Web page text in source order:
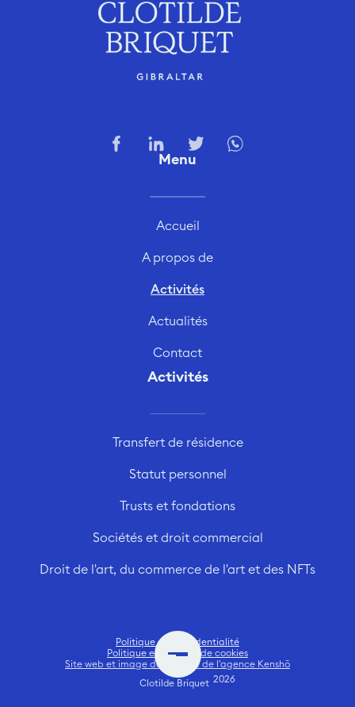
Menu
Accueil
A propos de
Activités
Actualités
Contact
Activités
Transfert de résidence
Statut personnel
Trusts et fondations
Sociétés et droit commercial
Droit de l'art, du commerce de l'art et des NFTs
Politique de confidentialité
Politique en matière de cookies
Site web et image de marque de l'agence Kenshō
Clotilde Briquet 2026